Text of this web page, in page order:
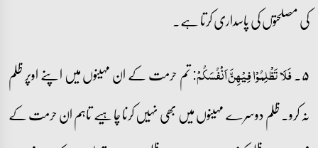
کی مصلحتوں کی پاسداری کرتا ہے۔
۵۔ فَلَا تَظۡلِمُوۡا فِیۡہِنَّ اَنۡفُسَکُمۡ:تم حرمت کے ان مہینوں میں اپنے اوپر ظلم
نہ کرو۔ ظلم دوسرے مہینوں میں بھی نہیں کرنا چاہیے تاہم ان حرمت کے